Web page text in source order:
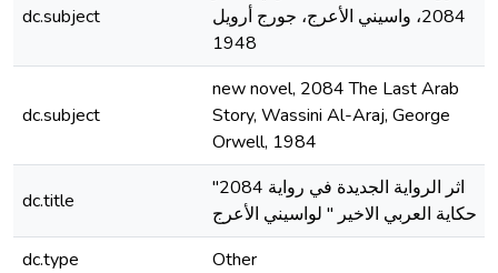
dc.subject
2084، واسيني الأعرج، جورج أرويل
1948
dc.subject
new novel, 2084 The Last Arab
Story, Wassini Al-Araj, George
Orwell, 1984
dc.title
اثر الرواية الجديدة في رواية 2084"
حكاية العربي الاخير " لواسيني الأعرج
dc.type
Other